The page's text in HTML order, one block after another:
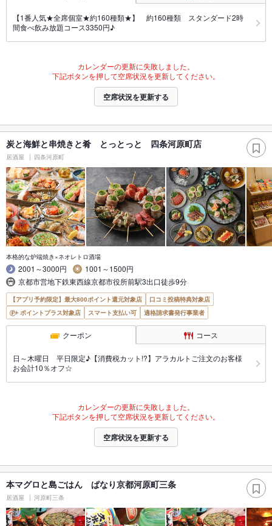
【1番人気★全席個室★約160種類★】 約160種類 スタンダード2時
間食べ飲み放題コース3350円♪
カレンダーの更新に失敗しました。
下記ボタンを押して空席状況を更新してください。
空席状況を更新する
炭と海鮮と串焼きと肴 とっとっと 四条河原町店
居酒屋 四条河原町
本格的な炉端焼き×ネオレトロ酒場
2001～3000円
1001～1500円
京都市営地下鉄東西線京都市役所前駅3出口徒歩9分
【アプリ予約限定】最大800ポイント還元対象店
口コミ投稿特典対象店
ポイントプラス対象店
スマート支払い可 適格請求書発行事業者
クーポン コース
日～木曜日 平日限定♪【消費税カット!?】アラカルトご注文のお客様
お会計10％オフ☆
カレンダーの更新に失敗しました。
下記ボタンを押して空席状況を更新してください。
空席状況を更新する
本マグロと島ごはん ぱなり京都河原町三条
居酒屋 河原町三条